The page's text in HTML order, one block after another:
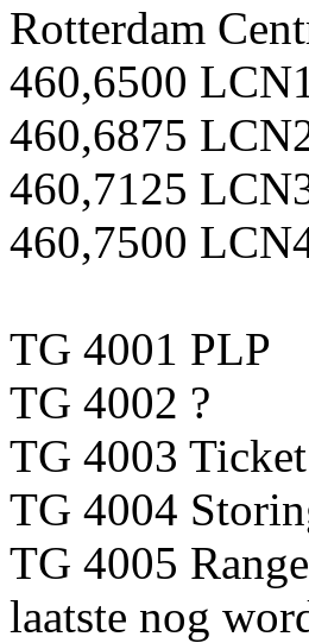
Rotterdam
460,6500
460,6875
460,7125
460,7500
TG 4001 PLP
TG 4002 ?
TG 4003
TG 4004
TG 4005
laatste nog